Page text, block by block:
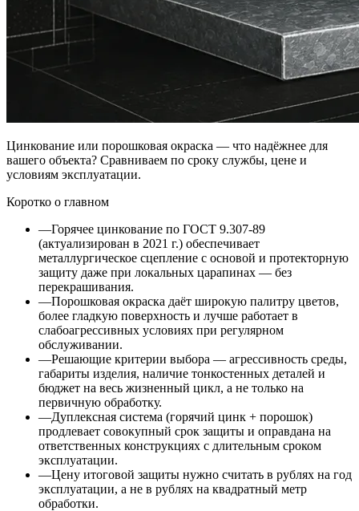
Цинкование или порошковая окраска — что надёжнее для
вашего объекта? Сравниваем по сроку службы, цене и
условиям эксплуатации.
Коротко о главном
—Горячее цинкование по ГОСТ 9.307-89
(актуализирован в 2021 г.) обеспечивает
металлургическое сцепление с основой и протекторную
защиту даже при локальных царапинах — без
перекрашивания.
—Порошковая окраска даёт широкую палитру цветов,
более гладкую поверхность и лучше работает в
слабоагрессивных условиях при регулярном
обслуживании.
—Решающие критерии выбора — агрессивность среды,
габариты изделия, наличие тонкостенных деталей и
бюджет на весь жизненный цикл, а не только на
первичную обработку.
—Дуплексная система (горячий цинк + порошок)
продлевает совокупный срок защиты и оправдана на
ответственных конструкциях с длительным сроком
эксплуатации.
—Цену итоговой защиты нужно считать в рублях на год
эксплуатации, а не в рублях на квадратный метр
обработки.